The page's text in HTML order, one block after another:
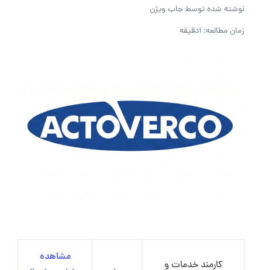
نوشته شده توسطجاب ویژن
زمان مطالعه: 1دقیقه
کارمند خدمات و
مشاهده